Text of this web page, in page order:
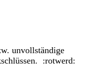
unvollständige
:rotwerd: